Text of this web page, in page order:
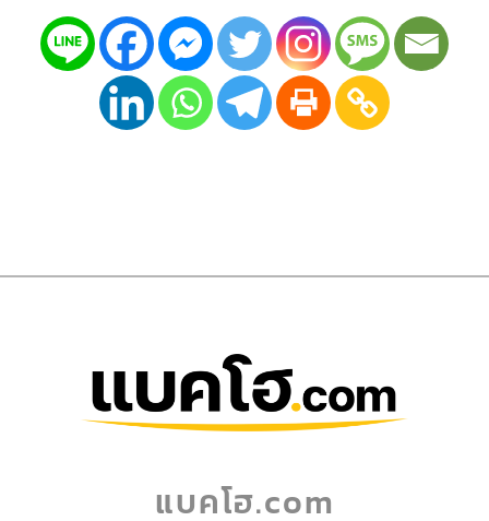
แบคโฮ.com